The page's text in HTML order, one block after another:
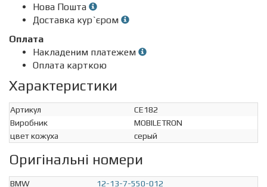
Нова Пошта
Доставка кур`єром
Оплата
Накладеним платежем
Оплата карткою
Характеристики
Артикул
CE182
Виробник
MOBILETRON
цвет кожуха
серый
Оригінальні номери
BMW
12-13-7-550-012